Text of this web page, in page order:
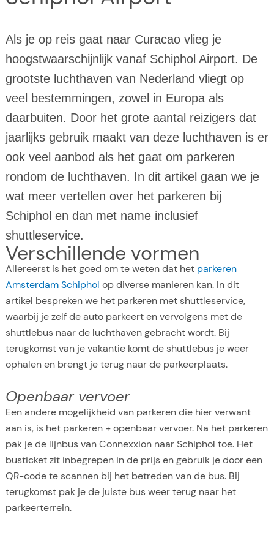
Als je op reis gaat naar Curacao vlieg je
hoogstwaarschijnlijk vanaf Schiphol Airport. De
grootste luchthaven van Nederland vliegt op
veel bestemmingen, zowel in Europa als
daarbuiten. Door het grote aantal reizigers dat
jaarlijks gebruik maakt van deze luchthaven is er
ook veel aanbod als het gaat om parkeren
rondom de luchthaven. In dit artikel gaan we je
wat meer vertellen over het parkeren bij
Schiphol en dan met name inclusief
shuttleservice.
Verschillende vormen
Allereerst is het goed om te weten dat het parkeren
Amsterdam Schiphol op diverse manieren kan. In dit
artikel bespreken we het parkeren met shuttleservice,
waarbij je zelf de auto parkeert en vervolgens met de
shuttlebus naar de luchthaven gebracht wordt. Bij
terugkomst van je vakantie komt de shuttlebus je weer
ophalen en brengt je terug naar de parkeerplaats.
Openbaar vervoer
Een andere mogelijkheid van parkeren die hier verwant
aan is, is het parkeren + openbaar vervoer. Na het parkeren
pak je de lijnbus van Connexxion naar Schiphol toe. Het
busticket zit inbegrepen in de prijs en gebruik je door een
QR-code te scannen bij het betreden van de bus. Bij
terugkomst pak je de juiste bus weer terug naar het
parkeerterrein.